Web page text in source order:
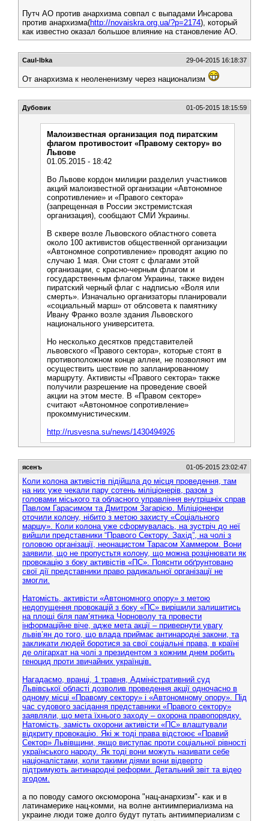
Путч АО против анархизма совпал с выпадами Инсарова
против анархизма(http://novaiskra.org.ua/?p=2174), который
как известно оказал большое влияние на становление АО.
Caul-lbka 29-04-2015 16:18:37
От анархизма к неолененизму через национализм
Дубовик 01-05-2015 18:15:59
Малоизвестная организация под пиратским
флагом противостоит «Правому сектору» во
Львове
01.05.2015 - 18:42
Во Львове кордон милиции разделил участников
акций малоизвестной организации «Автономное
сопротивление» и «Правого сектора»
(запрещенная в России экстремистская
организация), сообщают СМИ Украины.
В сквере возле Львовского областного совета
около 100 активистов общественной организации
«Автономное сопротивление» проводят акцию по
случаю 1 мая. Они стоят с флагами этой
организации, с красно-черным флагом и
государственным флагом Украины, также виден
пиратский черный флаг с надписью «Воля или
смерть». Изначально организаторы планировали
«социальный марш» от облсовета к памятнику
Ивану Франко возле здания Львовского
национального университета.
Но несколько десятков представителей
львовского «Правого сектора», которые стоят в
противоположном конце аллеи, не позволяют им
осуществить шествие по запланированному
маршруту. Активисты «Правого сектора» также
получили разрешение на проведение своей
акции на этом месте. В «Правом секторе»
считают «Автономное сопротивление»
прокоммунистическим.
http://rusvesna.su/news/1430494926
ясенъ 01-05-2015 23:02:47
Коли колона активістів підійшла до місця проведення, там
на них уже чекали пару сотень міліціонерів, разом з
головами міського та обласного управління внутрішніх справ
Павлом Гарасимом та Дмитром Загарією. Міліціоненри
оточили колону, нібито з метою захисту «Соціального
маршу». Коли колона уже сформувалась, на зустріч до неї
вийшли представники “Правого Сектору. Захід”, на чолі з
головою організації, неонацистом Тарасом Хаммером. Вони
заявили, що не пропустьтя колону, що можна розцінювати як
провокацію з боку активістів «ПС». Пояснти обґрунтовано
свої дії представники право радикальної організації не
змогли.
Натомість, активісти «Автономного опору» з метою
недопущення провокацій з боку «ПС» вирішили залишитись
на площі біля пам’ятника Чорноволу та провести
інформаційне віче, адже мета акції – привернути увагу
львів’ян до того, що влада приймає антинародні закони, та
закликати людей боротися за свої соціальні права, в країні
де олігархат на чолі з президентом з кожним днем робить
геноцид проти звичайних українців.
Нагадаємо, вранці, 1 травня, Адміністративний суд
Львівської області дозволив проведення акції одночасно в
одному місці «Правому сектору» і «Автономному опору». Під
час судового засідання представники «Правого сектору»
заявляли, що мета їхнього заходу – охорона правопорядку.
Натомість, замість охорони активісти «ПС» влаштували
відкриту провокацію. Які ж тоді права відстоює «Правий
Сектор» Львівщини, якщо виступає проти соціальної рівності
українського народу. Як тоді вони можуть називати себе
націоналістами, коли такими діями вони відверто
підтримують антинародні реформи. Детальний звіт та відео
згодом.
а по поводу самого оксюморона "нац-анархизм"- как и в
латинамерике нац-комми, на волне антиимпериализма на
украине люди тоже долго будут путать антиимпериализм с